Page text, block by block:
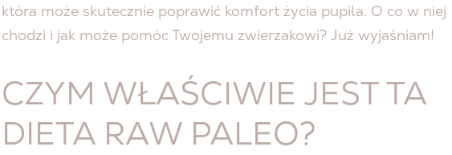
która może skutecznie poprawić komfort życia pupila. O co w niej
chodzi i jak może pomóc Twojemu zwierzakowi? Już wyjaśniam!
CZYM WŁAŚCIWIE JEST TA
DIETA RAW PALEO?